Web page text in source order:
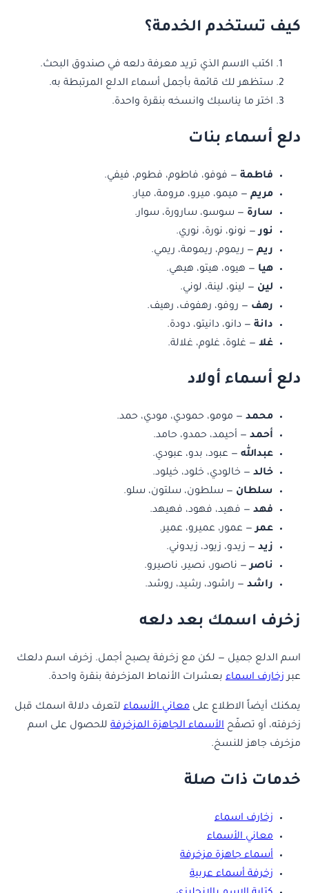
كيف تستخدم الخدمة؟
اكتب الاسم الذي تريد معرفة دلعه في صندوق البحث.
ستظهر لك قائمة بأجمل أسماء الدلع المرتبطة به.
اختر ما يناسبك وانسخه بنقرة واحدة.
دلع أسماء بنات
فاطمة — فوفو، فاطوم، فطوم، فيفي.
مريم — ميمو، ميرو، مرومة، ميار.
سارة — سوسو، سارورة، سوار.
نور— نونو، نورة، نوري.
ريم — ريموم، ريمومة، ريمي.
هيا — هيوه، هيتو، هيهي.
لين — لينو، لينة، لوني.
رهف — روفو، رهفوف، رهيف.
دانة — دانو، دانيتو، دودة.
غلا — غلوة، غلوم، غلالة.
دلع أسماء أولاد
محمد — مومو، حمودي، مودي، حمد.
أحمد — أحيمد، حمدو، حامد.
عبدالله — عبود، بدو، عبودي.
خالد — خالودي، خلود، خيلود.
سلطان — سلطون، سلتون، سلو.
فهد — فهيد، فهود، فهيهد.
عمر— عمور، عميرو، عمير.
زيد — زيدو، زيود، زيدوني.
ناصر— ناصور، نصير، ناصيرو.
راشد — راشود، رشيد، روشد.
زخرف اسمك بعد دلعه
اسم الدلع جميل — لكن مع زخرفة يصبح أجمل. زخرف اسم دلعك
عبرزخارف اسماء بعشرات الأنماط المزخرفة بنقرة واحدة.
يمكنك أيضاً الاطلاع على معاني الأسماء لتعرف دلالة اسمك قبل
زخرفته، أو تصفّح الأسماء الجاهزة المزخرفة للحصول على اسم
مزخرف جاهز للنسخ.
خدمات ذات صلة
زخارف اسماء
معاني الأسماء
أسماء جاهزة مزخرفة
زخرفة أسماء عربية